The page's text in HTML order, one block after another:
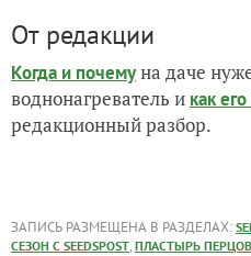
От редакции
Когда и почемуна даче
воднонагреватель и как
редакционный разбор.
ЗАПИСЬ РАЗМЕЩЕНА В РАЗДЕЛАХ:
СЕЗОН С SEEDSPOST, ПЛАСТЫРЬ